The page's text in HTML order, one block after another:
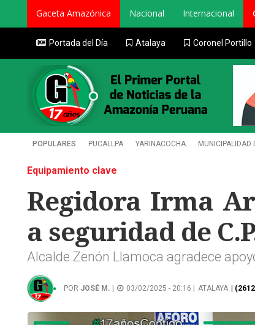
Gaceta Amazónica Nacional Internacional
Portada del Día Atalaya Coronel Portillo
POPULARES PUCALLPA YARINACOCHA MUNICIPALIDAD
Equipamiento clave
Regidora Irma
a seguridad de
Alcalde Zenón Llamoca agradece
POR JOSÉ M. 03/02/2025 - 20:16 | ATALAYA |